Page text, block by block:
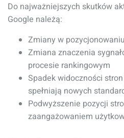
Do najważniejszych skutków
Google należą:
Zmiany w
Zmiana znaczenia
procesie rankingowym
Spadek widoczności
spełniają nowych
Podwyższenie pozycji
zaangażowaniem